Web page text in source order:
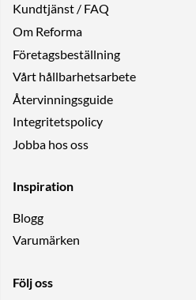
Kundtjänst / FAQ
Om Reforma
Företagsbeställning
Vårt hållbarhetsarbete
Återvinningsguide
Integritetspolicy
Jobba hos oss
Inspiration
Blogg
Varumärken
Följ oss